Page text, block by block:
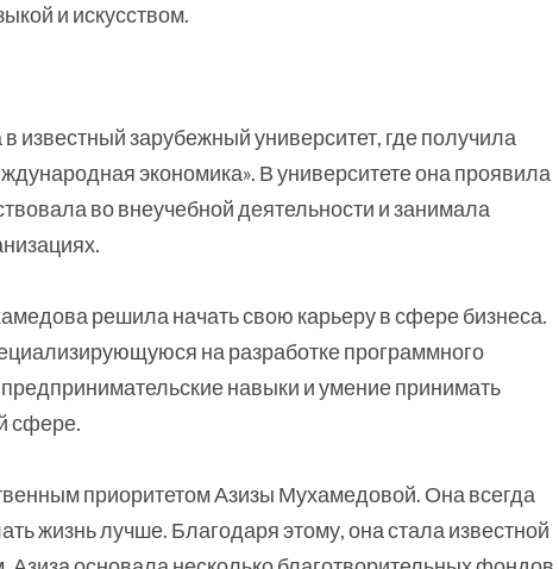
и искусством.
известный зарубежный университет, где получила
экономика». В университете она проявила
во внеучебной деятельности и занимала
решила начать свою карьеру в сфере бизнеса.
на разработке программного
навыки и умение принимать
сфере.
приоритетом Азизы Мухамедовой. Она всегда
жизнь лучше. Благодаря этому, она стала известной